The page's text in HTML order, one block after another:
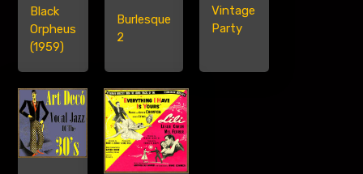
Black
Orpheus
(1959)
Burlesque
2
Vintage
Party